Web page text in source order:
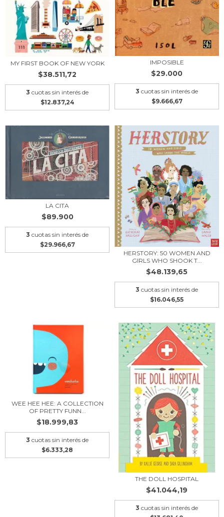
MY FIRST BOOK OF NEW YORK
$38.511,72
3 cuotas sin interés de
$12.837,24
IMPOSIBLE
$29.000
3 cuotas sin interés de
$9.666,67
LA CITA
$89.900
3 cuotas sin interés de
$29.966,67
HERSTORY: 50 WOMEN AND
GIRLS WHO SHOOK T...
$48.139,65
3 cuotas sin interés de
$16.046,55
WEE HEE HEE: A COLLECTION
OF PRETTY FUNN...
$18.999,83
3 cuotas sin interés de
$6.333,28
THE DOLL HOSPITAL
$41.044,19
3 cuotas sin interés de